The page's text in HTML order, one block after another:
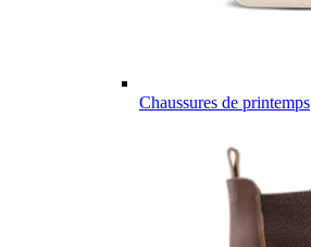
Chaussures de printemps